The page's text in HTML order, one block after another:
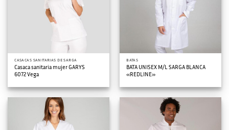
CASACAS SANITARIAS DE SARGA
Casaca sanitaria mujer GARYS
6072 Vega
BATAS
BATA UNISEX M/L SARGA BLANCA
«REDLINE»